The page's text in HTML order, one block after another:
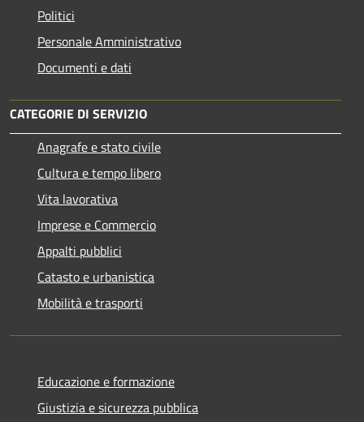
Politici
Personale Amministrativo
Documenti e dati
CATEGORIE DI SERVIZIO
Anagrafe e stato civile
Cultura e tempo libero
Vita lavorativa
Imprese e Commercio
Appalti pubblici
Catasto e urbanistica
Mobilità e trasporti
Educazione e formazione
Giustizia e sicurezza pubblica